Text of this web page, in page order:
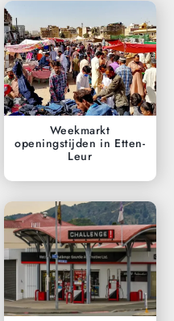
Weekmarkt
openingstijden in Etten-
Leur